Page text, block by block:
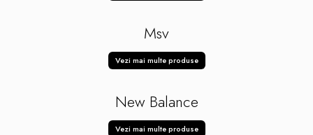
Msv
Vezi mai multe produse
New Balance
Vezi mai multe produse